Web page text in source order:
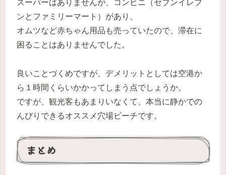
スーパーはありませんが、コンビニ（セブンイレブ
ンとファミリーマート）があり、
オムツなど赤ちゃん用品も売っていたので、滞在に
困ることはありませんでした。
良いことづくめですが、デメリットとしては空港か
ら１時間くらいかかってしまう点でしょうか。
ですが、観光客もあまりいなくて、本当に静かでの
んびりできるオススメ穴場ビーチです。
まとめ